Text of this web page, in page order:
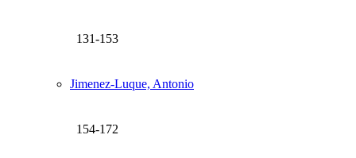
131-153
Jimenez-Luque, Antonio
154-172